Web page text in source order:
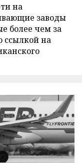
на
заводы
более чем за
ссылкой на